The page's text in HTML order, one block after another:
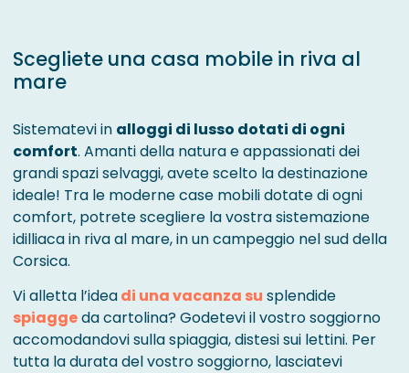
Scegliete una casa mobile in riva al
mare
Sistematevi in alloggi di lusso dotati di ogni
comfort. Amanti della natura e appassionati dei
grandi spazi selvaggi, avete scelto la destinazione
ideale! Tra le moderne case mobili dotate di ogni
comfort, potrete scegliere la vostra sistemazione
idilliaca in riva al mare, in un campeggio nel sud della
Corsica.
Vi alletta l’ideadi una vacanza su splendide
spiaggeda cartolina? Godetevi il vostro soggiorno
accomodandovi sulla spiaggia, distesi sui lettini. Per
tutta la durata del vostro soggiorno, lasciatevi